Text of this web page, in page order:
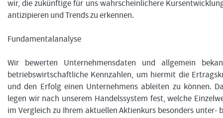
wir, die zukünftige für uns wahrscheinlichere
antizipieren und Trends zu erkennen.
Fundamentalanalyse
Wir bewerten Unternehmensdaten und allgemein
betriebswirtschaftliche Kennzahlen, um hiermit die
und den Erfolg einen Unternehmens ableiten zu können.
legen wir nach unserem Handelssystem fest, welche
im Vergleich zu Ihrem aktuellen Aktienkurs besonders unter-